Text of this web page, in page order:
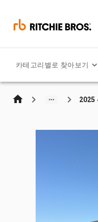
카테고리별로 찾아보기
2025